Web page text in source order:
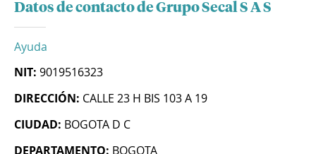
Datos de contacto de Grupo Secal S A S
Ayuda
NIT: 9019516323
DIRECCIÓN: CALLE 23 H BIS 103 A 19
CIUDAD: BOGOTA D C
DEPARTAMENTO: BOGOTA